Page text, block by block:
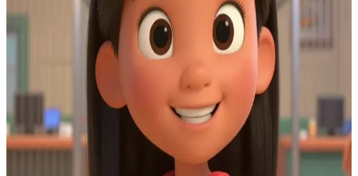
Λίλο Πελεκάι
Λίλο Πελεκάι, η ευφάνταστη προστάτιδα από τη Χαβάη